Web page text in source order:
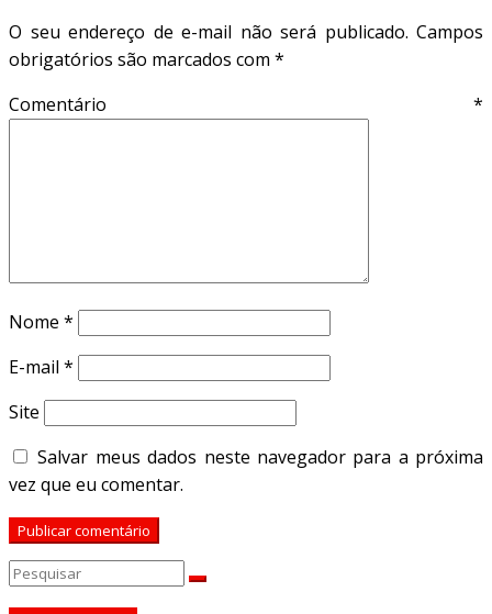
O seu endereço de e-mail não será publicado. Campos
obrigatórios são marcados com *
Comentário *
Nome *
E-mail *
Site
Salvar meus dados neste navegador para a próxima
vez que eu comentar.